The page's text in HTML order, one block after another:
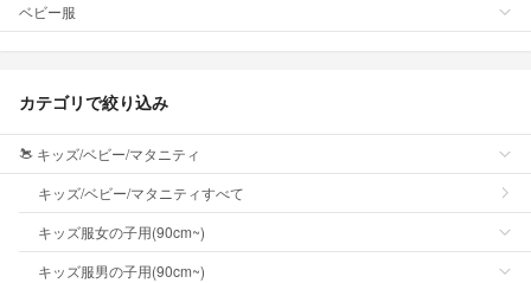
ベビー服
カテゴリで絞り込み
キッズ/ベビー/マタニティ
キッズ/ベビー/マタニティすべて
キッズ服女の子用(90cm~)
キッズ服男の子用(90cm~)